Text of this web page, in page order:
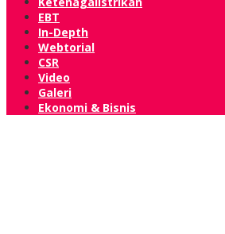
EBT
In-Depth
Webtorial
CSR
Video
Galeri
Ekonomi & Bisnis